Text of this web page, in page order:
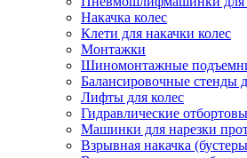
Накачка колес
Клети для накачки колес
Монтажки
Шиномонтажные
Балансировочные стенды
Лифты для колес
Гидравлические
Машинки для нарезки
Взрывная накачка